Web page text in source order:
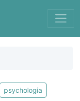
psychologia